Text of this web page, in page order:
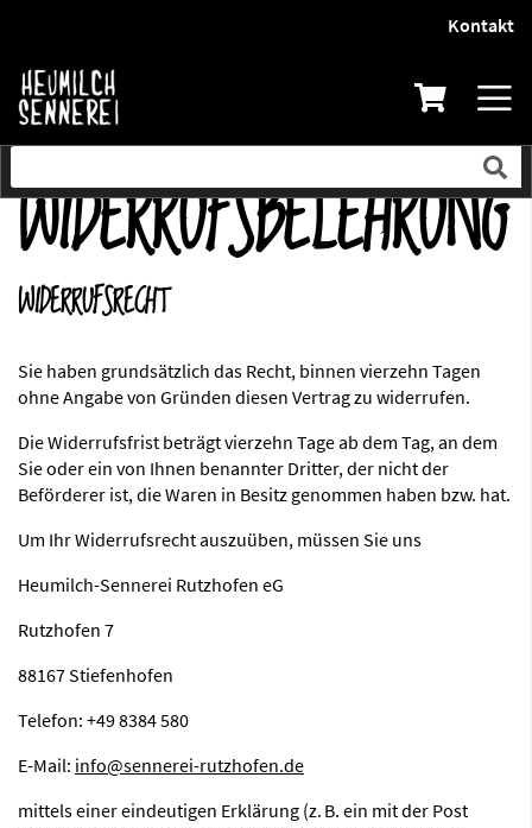
Inhalt
Kontakt
WIDERRUFSBELEHRUNG
WIDERRUFSRECHT
Sie haben grundsätzlich das Recht, binnen vierzehn Tagen
ohne Angabe von Gründen diesen Vertrag zu widerrufen.
Die Widerrufsfrist beträgt vierzehn Tage ab dem Tag, an dem
Sie oder ein von Ihnen benannter Dritter, der nicht der
Beförderer ist, die Waren in Besitz genommen haben bzw. hat.
Um Ihr Widerrufsrecht auszuüben, müssen Sie uns
Heumilch-Sennerei Rutzhofen eG
Rutzhofen 7
88167 Stiefenhofen
Telefon: +49 8384 580
E-Mail: info@sennerei-rutzhofen.de
mittels einer eindeutigen Erklärung (z. B. ein mit der Post